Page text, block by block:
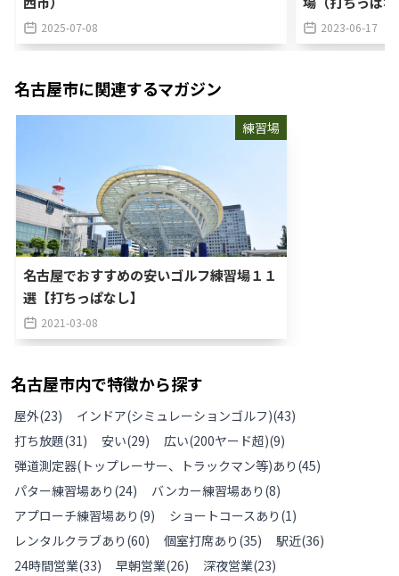
2025-07-08 2023-06-17
名古屋市に関連するマガジン
練習場
名古屋でおすすめの安いゴルフ練習場１１
選【打ちっぱなし】
2021-03-08
名古屋市内で特徴から探す
屋外(23) インドア(シミュレーションゴルフ)(43)
打ち放題(31) 安い(29) 広い(200ヤード超)(9)
弾道測定器(トップレーサー、トラックマン等)あり (45)
パター練習場あり (24) バンカー練習場あり (8)
アプローチ練習場あり (9) ショートコースあり (1)
レンタルクラブあり (60) 個室打席あり (35) 駅近(36)
24時間営業(33) 早朝営業(26) 深夜営業(23)